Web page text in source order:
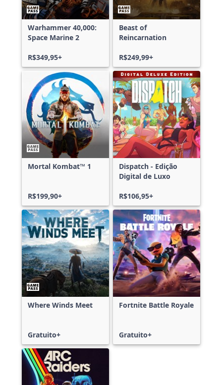
Warhammer 40,000:
Space Marine 2
R$349,95+
Beast of
Reincarnation
R$249,99+
Mortal Kombat™ 1
R$199,90+
Dispatch - Edição
Digital de Luxo
R$106,95+
Where Winds Meet
Gratuito+
Fortnite Battle Royale
Gratuito+